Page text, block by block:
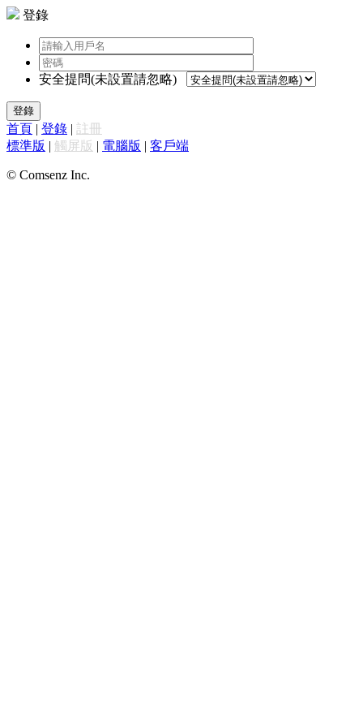
登錄
安全提問(未設置請忽略)
登錄
首頁 | 登錄 | 註冊
標準版 | 觸屏版 | 電腦版 | 客戶端
© Comsenz Inc.